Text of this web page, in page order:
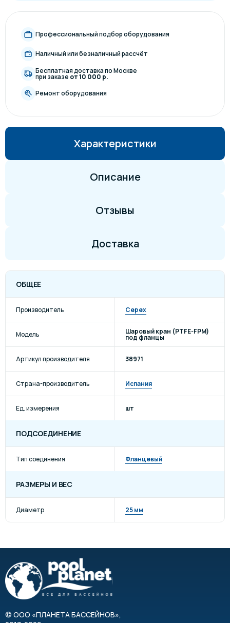
Профессиональный подбор оборудования
Наличный или безналичный рассчёт
Бесплатная доставка по Москве
при заказе от 10 000 р.
Ремонт оборудования
Характеристики
Описание
Отзывы
Доставка
ОБЩЕЕ
Производитель Cepex
Модель Шаровый кран (PTFE-FPM)
под фланцы
Артикул производителя 38971
Страна-производитель Испания
Ед. измерения шт
ПОДСОЕДИНЕНИЕ
Тип соединения Фланцевый
РАЗМЕРЫ И ВЕС
Диаметр 25 мм
© ООО «ПЛАНЕТА БАССЕЙНОВ»,